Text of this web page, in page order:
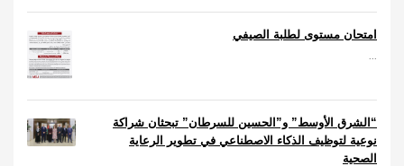
امتحان مستوى لطلبة الصيفي
...
“الشرق الأوسط” و”الحسين للسرطان” تبحثان شراكة
نوعية لتوظيف الذكاء الاصطناعي في تطوير الرعاية
الصحية